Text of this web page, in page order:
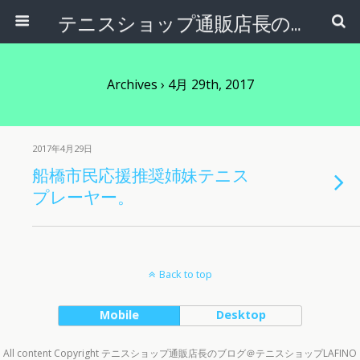
テニスショップ通販店長のブログ＠テニスショップLAFINO 西山克久
Archives › 4月 29th, 2017
2017年4月29日
船橋市民応援推奨姉妹テニス
プレーヤー。
Back to top
Mobile Desktop
All content Copyright テニスショップ通販店長のブログ＠テニスショップLAFINO